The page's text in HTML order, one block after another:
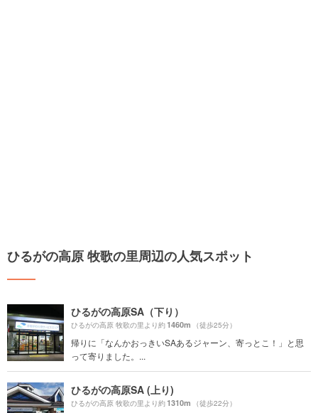
ひるがの高原 牧歌の里周辺の人気スポット
ひるがの高原SA（下り）
ひるがの高原 牧歌の里より約1460m （徒歩25分）
帰りに「なんかおっきいSAあるジャーン、寄っとこ！」と思
って寄りました。...
ひるがの高原SA (上り)
ひるがの高原 牧歌の里より約1310m （徒歩22分）